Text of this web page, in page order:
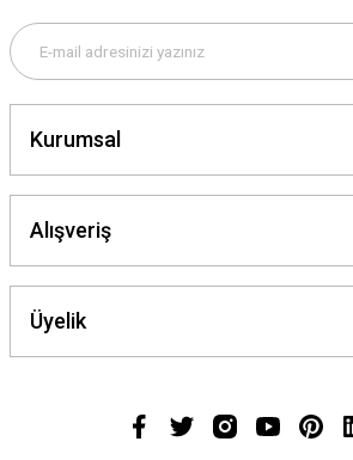
Kurumsal
Alışveriş
Üyelik